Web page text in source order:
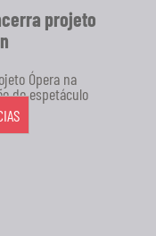
projeto
Ópera na
do espetáculo